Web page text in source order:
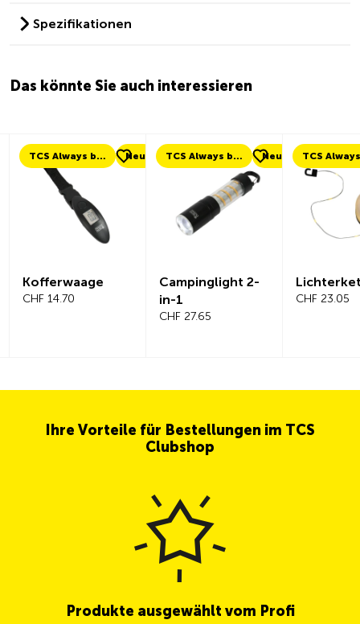
Spezifikationen
Das könnte Sie auch interessieren
TCS Always by my side Neu
Kofferwaage
CHF 14.70
TCS Always by my side Neu
Campinglight 2-
in-1
CHF 27.65
CHF 23.05
Ihre Vorteile für Bestellungen im TCS
Clubshop
Produkte ausgewählt vom Profi